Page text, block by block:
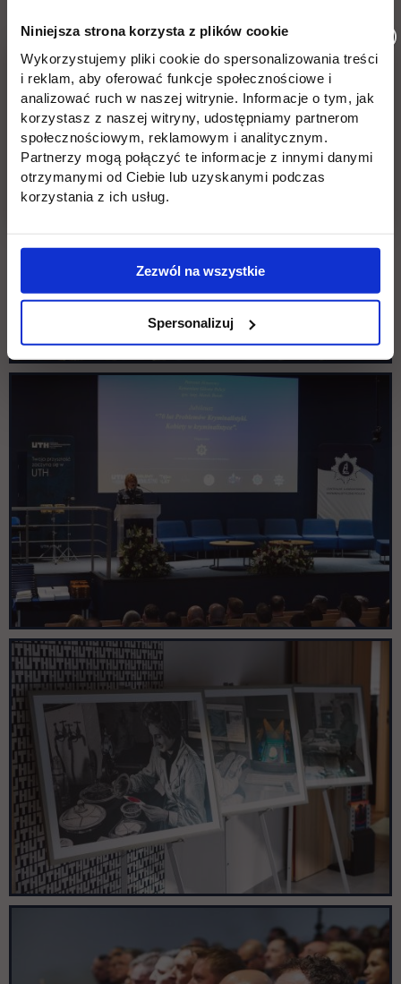
Niniejsza strona korzysta z plików cookie
Wykorzystujemy pliki cookie do spersonalizowania treści
i reklam, aby oferować funkcje społecznościowe i
analizować ruch w naszej witrynie. Informacje o tym, jak
korzystasz z naszej witryny, udostępniamy partnerom
społecznościowym, reklamowym i analitycznym.
Partnerzy mogą połączyć te informacje z innymi danymi
otrzymanymi od Ciebie lub uzyskanymi podczas
korzystania z ich usług.
Zezwól na wszystkie
Spersonalizuj